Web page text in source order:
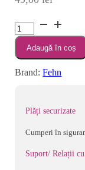
Cantitate
Zornaitoare
-
Lama
Adaugă în coș
Brand:Fehn
Plăți securizate
Cumperi în
Suport/ Relații